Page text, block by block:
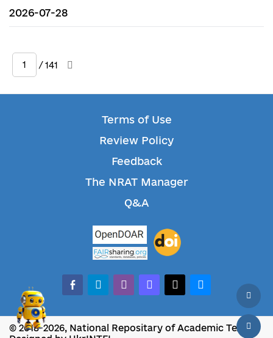
2026-07-28
/ 141
Terms of Use
Review Policy
Feedback
The NRAT Manager
Q&A
facebook-alt
telegramwhatsappmastodonthreadsbluesky
© 2018-2026, National Repositary of Academic Texts